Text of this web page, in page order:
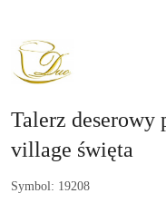
NAZWA
PRODUCENTA:
DUO
Talerz deserowy
village święta
Symbol: 19208